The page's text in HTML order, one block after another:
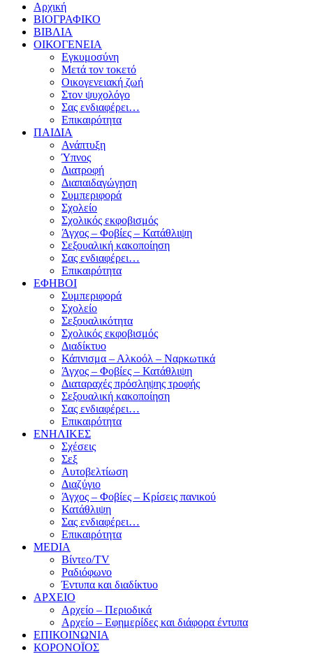
Αρχική
ΒΙΟΓΡΑΦΙΚΟ
ΒΙΒΛΙΑ
ΟΙΚΟΓΕΝΕΙΑ
Εγκυμοσύνη
Μετά τον τοκετό
Οικογενειακή ζωή
Στον ψυχολόγο
Σας ενδιαφέρει…
Επικαιρότητα
ΠΑΙΔΙΑ
Ανάπτυξη
Ύπνος
Διατροφή
Διαπαιδαγώγηση
Συμπεριφορά
Σχολείο
Σχολικός εκφοβισμός
Άγχος – Φοβίες – Κατάθλιψη
Σεξουαλική κακοποίηση
Σας ενδιαφέρει…
Επικαιρότητα
ΕΦΗΒΟΙ
Συμπεριφορά
Σχολείο
Σεξουαλικότητα
Σχολικός εκφοβισμός
Διαδίκτυο
Κάπνισμα – Αλκοόλ – Ναρκωτικά
Άγχος – Φοβίες – Κατάθλιψη
Διαταραχές πρόσληψης τροφής
Σεξουαλική κακοποίηση
Σας ενδιαφέρει…
Επικαιρότητα
ΕΝΗΛΙΚΕΣ
Σχέσεις
Σεξ
Αυτοβελτίωση
Διαζύγιο
Άγχος – Φοβίες – Κρίσεις πανικού
Κατάθλιψη
Σας ενδιαφέρει…
Επικαιρότητα
MEDIA
Βίντεο/TV
Ραδιόφωνο
Έντυπα και διαδίκτυο
ΑΡΧΕΙΟ
Αρχείο – Περιοδικά
Αρχείο – Εφημερίδες και διάφορα έντυπα
ΕΠΙΚΟΙΝΩΝΙΑ
ΚΟΡΟΝΟΪΟΣ